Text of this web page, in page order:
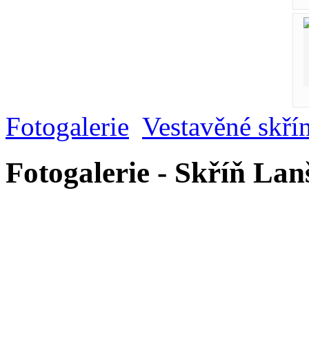
Fotogalerie Vestavěné
Fotogalerie - Skříň